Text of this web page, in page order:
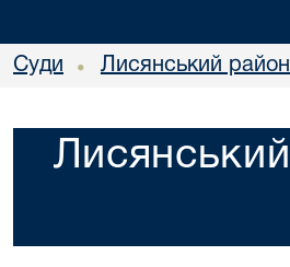
Суди • Лисянський